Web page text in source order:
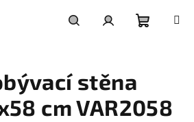
stěna
cm VAR2058